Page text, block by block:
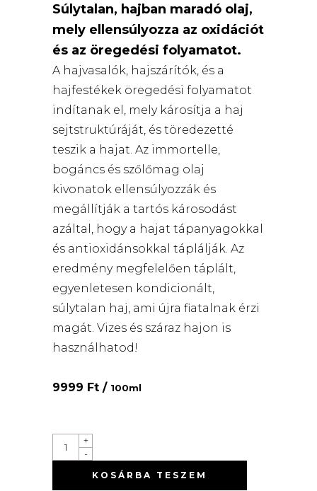
Súlytalan, hajban maradó olaj,
mely ellensúlyozza az oxidációt
és az öregedési folyamatot.
A hajvasalók, hajszárítók, és a
hajfestékek öregedési folyamatot
indítanak el, mely károsítja a haj
sejtstruktúráját, és töredezetté
teszik a hajat. Az immortelle,
bogáncs és szőlőmag olaj
kivonatok ellensúlyozzák és
megállítják a tartós károsodást
azáltal, hogy a hajat tápanyagokkal
és antioxidánsokkal táplálják. Az
eredmény megfelelően táplált,
egyenletesen kondicionált,
súlytalan haj, ami újra fiatalnak érzi
magát. Vizes és száraz hajon is
használhatod!
9999 Ft / 100ml
YOUNG.AGAIN
QUANTITY
-
+
KOSÁRBA TESZEM